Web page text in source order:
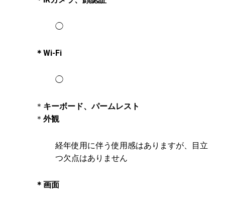
◯
＊Wi-Fi
◯
＊ キーボード、パームレスト
＊ 外観
経年使用に伴う使用感はありますが、目立
つ欠点はありません
＊画面